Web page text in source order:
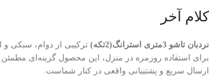
کلام آخر
نردبان تاشو 3متری استرانگ(2تکه)
برای استفاده روزمره در منزل، این محصول گزینه‌ای
ارسال سریع و پشتیبانی واقعی در کنار شماست.